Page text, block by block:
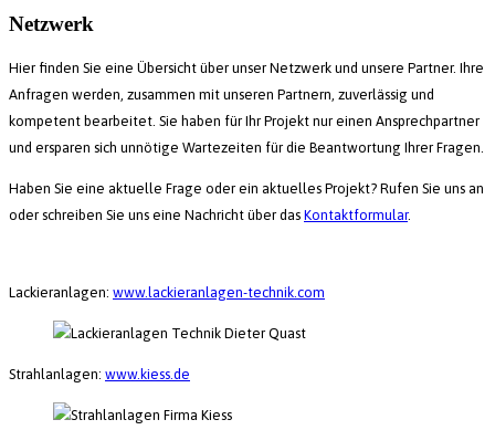
Netzwerk
Hier finden Sie eine Übersicht über unser Netzwerk und unsere Partner. Ihre
Anfragen werden, zusammen mit unseren Partnern, zuverlässig und
kompetent bearbeitet. Sie haben für Ihr Projekt nur einen Ansprechpartner
und ersparen sich unnötige Wartezeiten für die Beantwortung Ihrer Fragen.
Haben Sie eine aktuelle Frage oder ein aktuelles Projekt? Rufen Sie uns an
oder schreiben Sie uns eine Nachricht über das Kontaktformular.
Lackieranlagen: www.lackieranlagen-technik.com
Strahlanlagen: www.kiess.de